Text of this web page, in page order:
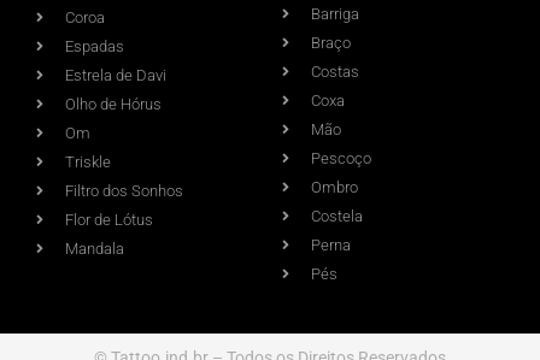
Coroa
Espadas
Estrela de Davi
Olho de Hórus
Om
Triskle
Filtro dos Sonhos
Flor de Lótus
Mandala
Barriga
Braço
Costas
Coxa
Mão
Pescoço
Ombro
Costela
Perna
Pés